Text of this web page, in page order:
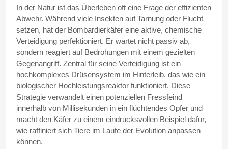
In der Natur ist das Überleben oft eine Frage der effizienten
Abwehr. Während viele Insekten auf Tarnung oder Flucht
setzen, hat der Bombardierkäfer eine aktive, chemische
Verteidigung perfektioniert. Er wartet nicht passiv ab,
sondern reagiert auf Bedrohungen mit einem gezielten
Gegenangriff. Zentral für seine Verteidigung ist ein
hochkomplexes Drüsensystem im Hinterleib, das wie ein
biologischer Hochleistungsreaktor funktioniert. Diese
Strategie verwandelt einen potenziellen Fressfeind
innerhalb von Millisekunden in ein flüchtendes Opfer und
macht den Käfer zu einem eindrucksvollen Beispiel dafür,
wie raffiniert sich Tiere im Laufe der Evolution anpassen
können.